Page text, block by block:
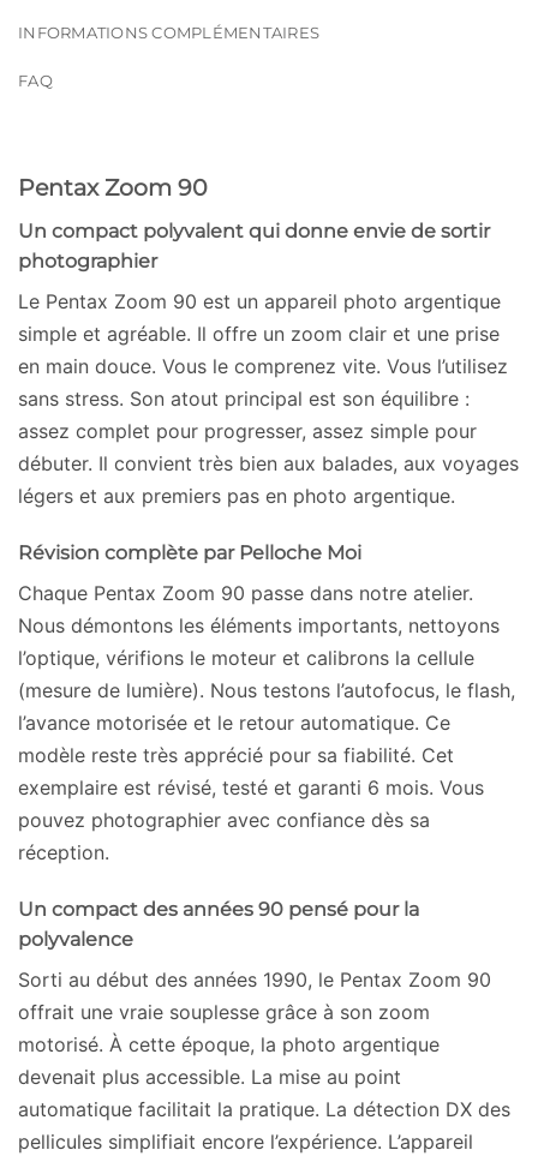
INFORMATIONS COMPLÉMENTAIRES
FAQ
Pentax Zoom 90
Un compact polyvalent qui donne envie de sortir
photographier
Le Pentax Zoom 90 est un appareil photo argentique
simple et agréable. Il offre un zoom clair et une prise
en main douce. Vous le comprenez vite. Vous l’utilisez
sans stress. Son atout principal est son équilibre :
assez complet pour progresser, assez simple pour
débuter. Il convient très bien aux balades, aux voyages
légers et aux premiers pas en photo argentique.
Révision complète par Pelloche Moi
Chaque Pentax Zoom 90 passe dans notre atelier.
Nous démontons les éléments importants, nettoyons
l’optique, vérifions le moteur et calibrons la cellule
(mesure de lumière). Nous testons l’autofocus, le flash,
l’avance motorisée et le retour automatique. Ce
modèle reste très apprécié pour sa fiabilité. Cet
exemplaire est révisé, testé et garanti 6 mois. Vous
pouvez photographier avec confiance dès sa
réception.
Un compact des années 90 pensé pour la
polyvalence
Sorti au début des années 1990, le Pentax Zoom 90
offrait une vraie souplesse grâce à son zoom
motorisé. À cette époque, la photo argentique
devenait plus accessible. La mise au point
automatique facilitait la pratique. La détection DX des
pellicules simplifiait encore l’expérience. L’appareil